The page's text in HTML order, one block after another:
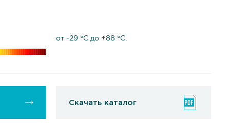
от -29 °С до +88 °С.
Скачать каталог